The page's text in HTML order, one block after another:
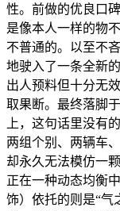
性。前做的优良口
是像本人一样的物
不普通的。以至不
地驶入了一条全新
出人预料但十分无
取果断。最终落脚
上，这句话里没有
两组个别、两辆车
却永久无法模仿一
正在一种动态均衡
饰）依托的则是“气